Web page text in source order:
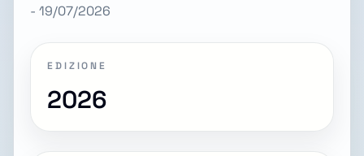
- 19/07/2026
EDIZIONE
2026